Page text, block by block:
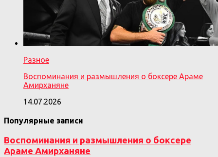
Разное
Воспоминания и размышления о боксере Араме
Амирханяне
14.07.2026
Популярные записи
Воспоминания и размышления о боксере
Араме Амирханяне